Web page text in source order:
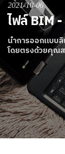
เกี่ยวกับ ARITCO
สําหรับมืออาชีพ
สั่งซื้อ Digital
ติดต่อเรา
สอบถามราคาป
2021-10-06
ไฟล์ BIM
นำการออกแบบ
โดยตรงด้วยคุณ